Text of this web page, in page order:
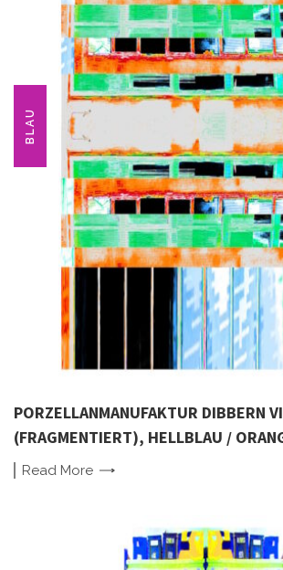
BLAU
PORZELLANMANUFAKTUR DIBBERN VI
(FRAGMENTIERT), HELLBLAU /
Read More